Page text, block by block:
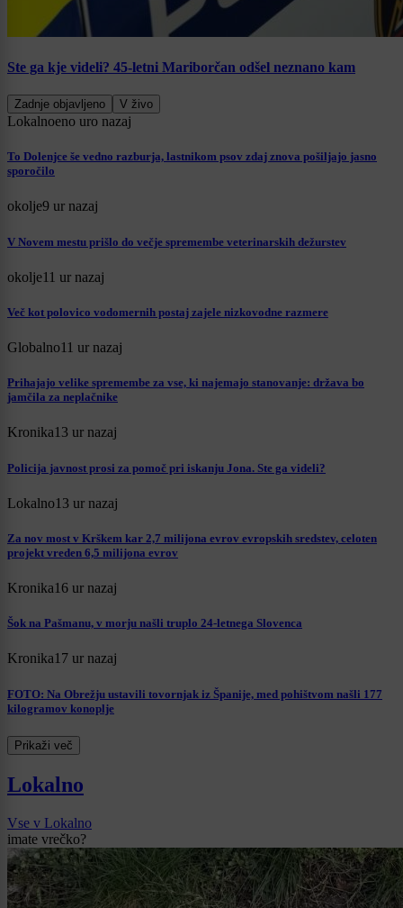
Ste ga kje videli? 45-letni Mariborčan odšel neznano kam
Zadnje objavljeno V živo
Lokalnoeno uro nazaj
To Dolenjce še vedno razburja, lastnikom psov zdaj znova pošiljajo jasno
sporočilo
okolje9 ur nazaj
V Novem mestu prišlo do večje spremembe veterinarskih dežurstev
okolje11 ur nazaj
Več kot polovico vodomernih postaj zajele nizkovodne razmere
Globalno11 ur nazaj
Prihajajo velike spremembe za vse, ki najemajo stanovanje: država bo
jamčila za neplačnike
Kronika13 ur nazaj
Policija javnost prosi za pomoč pri iskanju Jona. Ste ga videli?
Lokalno13 ur nazaj
Za nov most v Krškem kar 2,7 milijona evrov evropskih sredstev, celoten
projekt vreden 6,5 milijona evrov
Kronika16 ur nazaj
Šok na Pašmanu, v morju našli truplo 24-letnega Slovenca
Kronika17 ur nazaj
FOTO: Na Obrežju ustavili tovornjak iz Španije, med pohištvom našli 177
kilogramov konoplje
Prikaži več
Lokalno
Vse v Lokalno
imate vrečko?